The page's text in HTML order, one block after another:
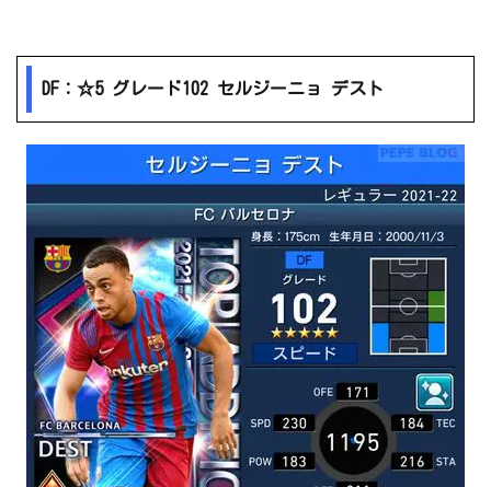
DF：☆5 グレード102 セルジーニョ デスト